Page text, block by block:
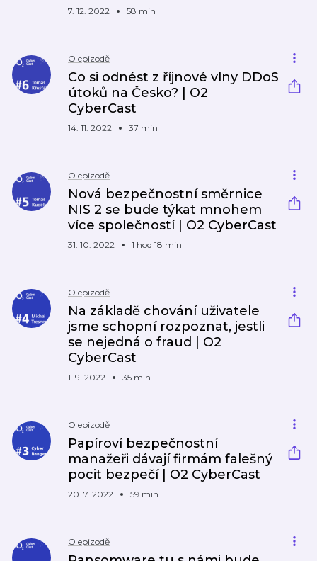
7. 12. 2022 58 min
O epizodě
Co si odnést z říjnové vlny DDoS
útoků na Česko? | O2
CyberCast
14. 11. 2022 37 min
O epizodě
Nová bezpečnostní směrnice
NIS 2 se bude týkat mnohem
více společností | O2 CyberCast
31. 10. 2022 1 hod 18 min
O epizodě
Na základě chování uživatele
jsme schopní rozpoznat, jestli
se nejedná o fraud | O2
CyberCast
1. 9. 2022 35 min
O epizodě
Papíroví bezpečnostní
manažeři dávají firmám falešný
pocit bezpečí | O2 CyberCast
20. 7. 2022 59 min
O epizodě